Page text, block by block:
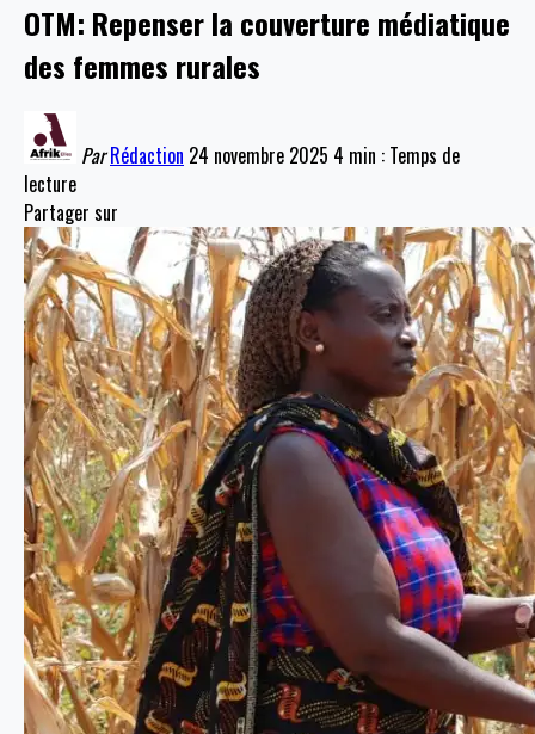
OTM: Repenser la couverture médiatique
des femmes rurales
Par Rédaction 24 novembre 2025 4 min : Temps de
lecture
Partager sur